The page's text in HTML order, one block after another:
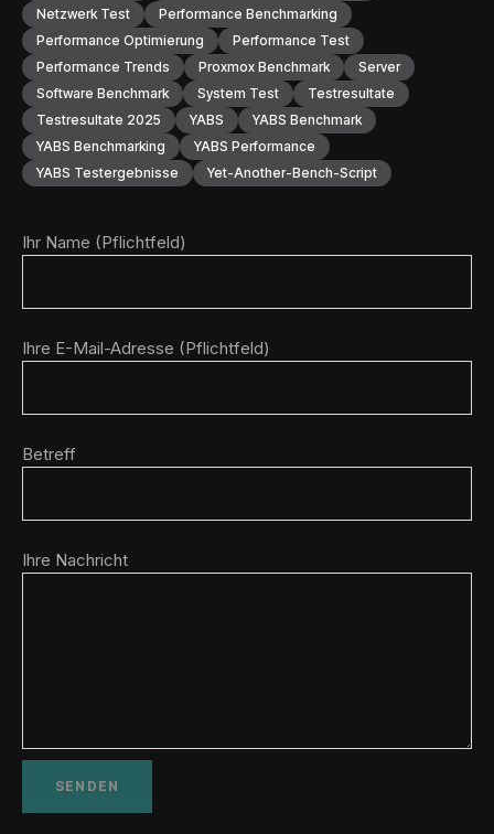
Netzwerk Test
Performance Benchmarking
Performance Optimierung
Performance Test
Performance Trends
Proxmox Benchmark
Server
Software Benchmark
System Test
Testresultate
Testresultate 2025
YABS
YABS Benchmark
YABS Benchmarking
YABS Performance
YABS Testergebnisse
Yet-Another-Bench-Script
Ihr Name (Pflichtfeld)
Ihre E-Mail-Adresse (Pflichtfeld)
Betreff
Ihre Nachricht